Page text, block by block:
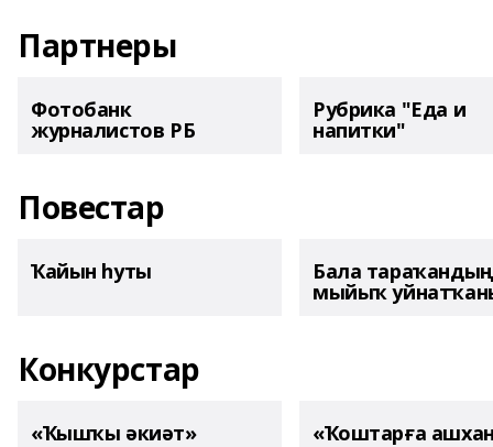
Партнеры
Фотобанк
журналистов РБ
Рубрика "Еда и
напитки"
Повестар
Ҡайын һуты Бала тараҡандың
мыйыҡ
Конкурстар
«Ҡышҡы әкиәт» «Ҡоштарға